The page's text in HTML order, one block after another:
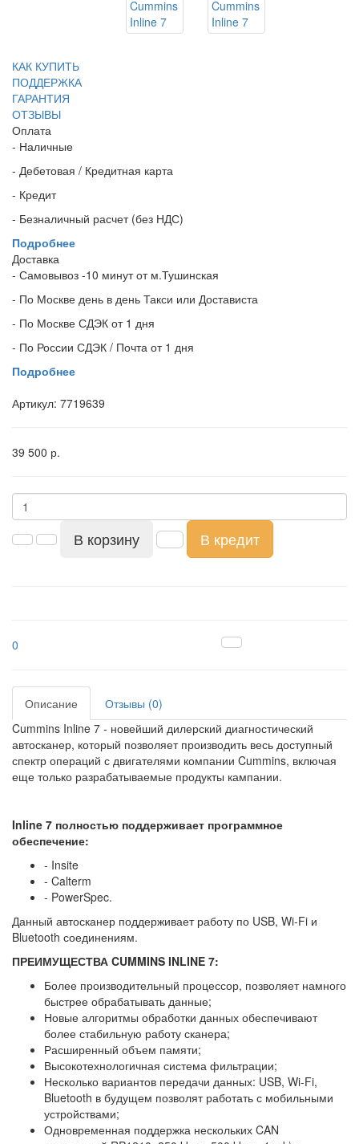
КАК КУПИТЬ
ПОДДЕРЖКА
ГАРАНТИЯ
ОТЗЫВЫ
Оплата
- Наличные
- Дебетовая / Кредитная карта
- Кредит
- Безналичный расчет (без НДС)
Подробнее
Доставка
- Самовывоз -10 минут от м.Тушинская
- По Москве день в день Такси или Достависта
- По Москве СДЭК от 1 дня
- По России СДЭК / Почта от 1 дня
Подробнее
Артикул: 7719639
39 500 р.
В корзину В кредит
0
Описание
Отзывы (0)
Cummins Inline 7 - новейший дилерский диагностический
автосканер, который позволяет производить весь доступный
спектр операций с двигателями компании Cummins, включая
еще только разрабатываемые продукты кампании.
Inline 7 полностью поддерживает программное
обеспечение:
- Insite
- Calterm
- PowerSpec.
Данный автосканер поддерживает работу по USB, Wi-Fi и
Bluetooth соединениям.
ПРЕИМУЩЕСТВА CUMMINS INLINE 7:
Более производительный процессор, позволяет намного
быстрее обрабатывать данные;
Новые алгоритмы обработки данных обеспечивают
более стабильную работу сканера;
Расширенный объем памяти;
Высокотехнологичная система фильтрации;
Несколько вариантов передачи данных: USB, Wi-Fi,
Bluetooth в будущем позволят работать с мобильными
устройствами;
Одновременная поддержка нескольких CAN